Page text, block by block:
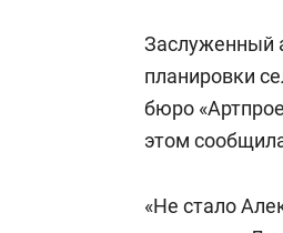
Заслуженный
планировки
бюро
этом
«Не стало